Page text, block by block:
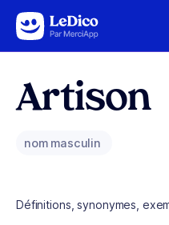
Aller au contenu
Artison
nom masculin
Définitions, synonymes,